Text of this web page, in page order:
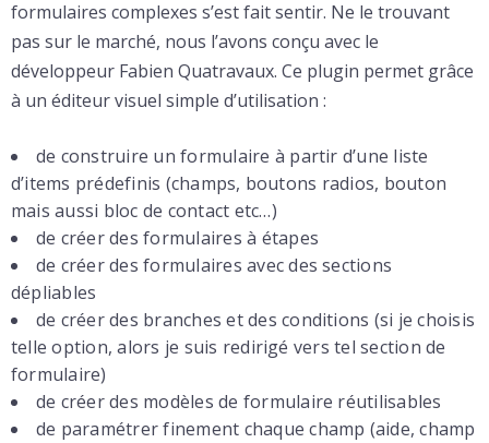
formulaires complexes s’est fait sentir. Ne le trouvant
pas sur le marché, nous l’avons conçu avec le
développeur Fabien Quatravaux. Ce plugin permet grâce
à un éditeur visuel simple d’utilisation :
de construire un formulaire à partir d’une liste
d’items prédefinis (champs, boutons radios, bouton
mais aussi bloc de contact etc…)
de créer des formulaires à étapes
de créer des formulaires avec des sections
dépliables
de créer des branches et des conditions (si je choisis
telle option, alors je suis redirigé vers tel section de
formulaire)
de créer des modèles de formulaire réutilisables
de paramétrer finement chaque champ (aide, champ